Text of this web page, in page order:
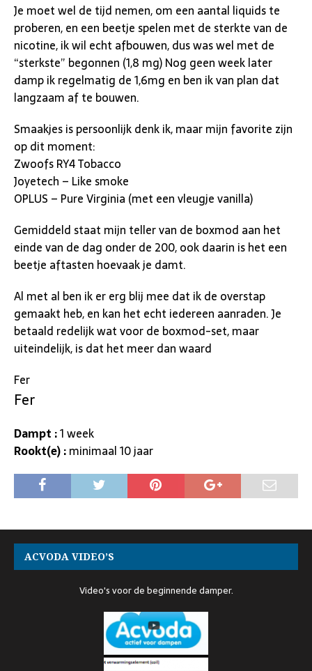
Je moet wel de tijd nemen, om een aantal liquids te
proberen, en een beetje spelen met de sterkte van de
nicotine, ik wil echt afbouwen, dus was wel met de
“sterkste” begonnen (1,8 mg) Nog geen week later
damp ik regelmatig de 1,6mg en ben ik van plan dat
langzaam af te bouwen.
Smaakjes is persoonlijk denk ik, maar mijn favorite zijn
op dit moment:
Zwoofs RY4 Tobacco
Joyetech – Like smoke
OPLUS – Pure Virginia (met een vleugje vanilla)
Gemiddeld staat mijn teller van de boxmod aan het
einde van de dag onder de 200, ook daarin is het een
beetje aftasten hoevaak je damt.
Al met al ben ik er erg blij mee dat ik de overstap
gemaakt heb, en kan het echt iedereen aanraden. Je
betaald redelijk wat voor de boxmod-set, maar
uiteindelijk, is dat het meer dan waard
Fer
Fer
Dampt :1 week
Rookt(e) :minimaal 10 jaar
ACVODA VIDEO’S
Video's voor de beginnende damper.